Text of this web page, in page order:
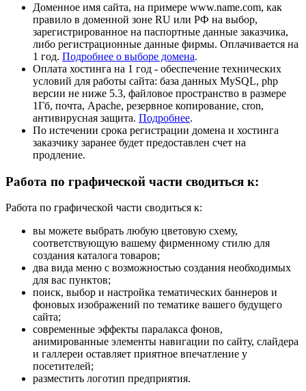
Доменное имя сайта, на примере www.name.com, как
правило в доменной зоне RU или РФ на выбор,
зарегистрированное на паспортные данные заказчика,
либо регистрационные данные фирмы. Оплачивается на
1 год. Подробнее о выборе домена.
Оплата хостинга на 1 год - обеспечение технических
условий для работы сайта: база данных MySQL, php
версии не ниже 5.3, файловое пространство в размере
1Гб, почта, Apache, резервное копирование, cron,
антивирусная защита. Подробнее.
По истечении срока регистрации домена и хостинга
заказчику заранее будет предоставлен счет на
продление.
Работа по графической части сводиться к:
Работа по графической части сводиться к:
вы можете выбрать любую цветовую схему,
соответствующую вашему фирменному стилю для
создания каталога товаров;
два вида меню с возможностью создания необходимых
для вас пунктов;
поиск, выбор и настройка тематических баннеров и
фоновых изображений по тематике вашего будущего
сайта;
современные эффекты паралакса фонов,
анимированные элементы навигации по сайту, слайдера
и галлереи оставляет приятное впечатление у
посетителей;
разместить логотип предприятия.